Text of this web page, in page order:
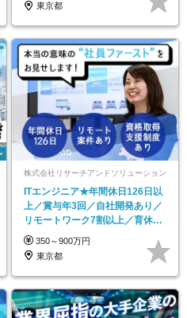
東京都
株式会社リサーチアンドソリューション
ITエンジニア★年間休日126日以
上／賞与年3回／自社開発あり／
リモートワーク7割以上／育休取
得率100％
350～900万円
東京都